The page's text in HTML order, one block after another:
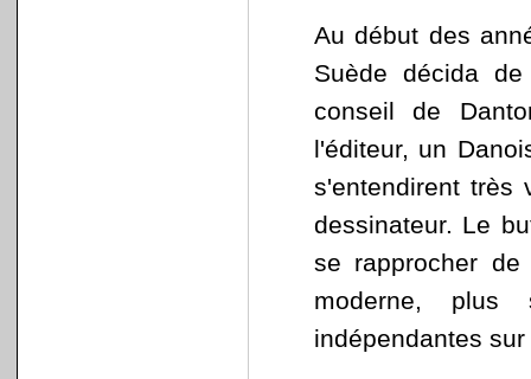
Au début des
Suède décida
conseil de
l'éditeur, un
s'entendirent très
dessinateur. Le
se rapprocher
moderne, plus
indépendantes